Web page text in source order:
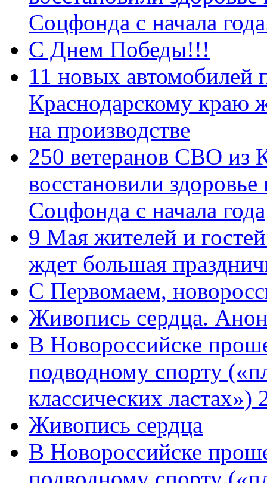
Соцфонда с начала
С Днем Победы!!!
11 новых автомобилей
Краснодарскому краю
на производстве
250 ветеранов СВО из
восстановили
Соцфонда с начала года
9 Мая жителей и
ждет большая
C Первомаем,
Живопись сердца.
В Новороссийске
подводному спорту
классических
Живопись сердца
В Новороссийске